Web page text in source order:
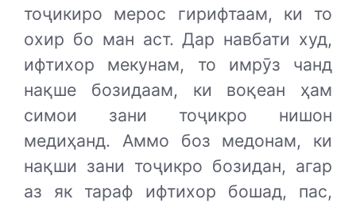
тоҷикиро мерос гирифтаам, ки то
охир бо ман аст. Дар навбати худ,
ифтихор мекунам, то имрӯз чанд
нақше бозидаам, ки воқеан ҳам
симои зани тоҷикро нишон
медиҳанд. Аммо боз медонам, ки
нақши зани тоҷикро бозидан, агар
аз як тараф ифтихор бошад, пас,